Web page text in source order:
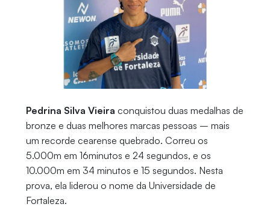
Pedrina Silva Vieira conquistou duas medalhas de
bronze e duas melhores marcas pessoas – mais
um recorde cearense quebrado. Correu os
5.000m em 16minutos e 24 segundos, e os
10.000m em 34 minutos e 15 segundos. Nesta
prova, ela liderou o nome da Universidade de
Fortaleza.